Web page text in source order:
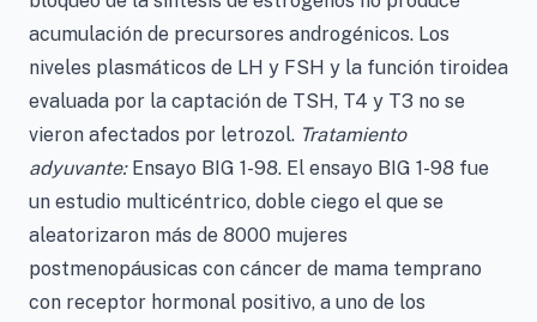
acumulación de precursores androgénicos. Los
niveles plasmáticos de LH y FSH y la función tiroidea
evaluada por la captación de TSH, T4 y T3 no se
vieron afectados por letrozol. Tratamiento
adyuvante:Ensayo BIG 1-98. El ensayo BIG 1-98 fue
un estudio multicéntrico, doble ciego el que se
aleatorizaron más de 8000 mujeres
postmenopáusicas con cáncer de mama temprano
con receptor hormonal positivo, a uno de los